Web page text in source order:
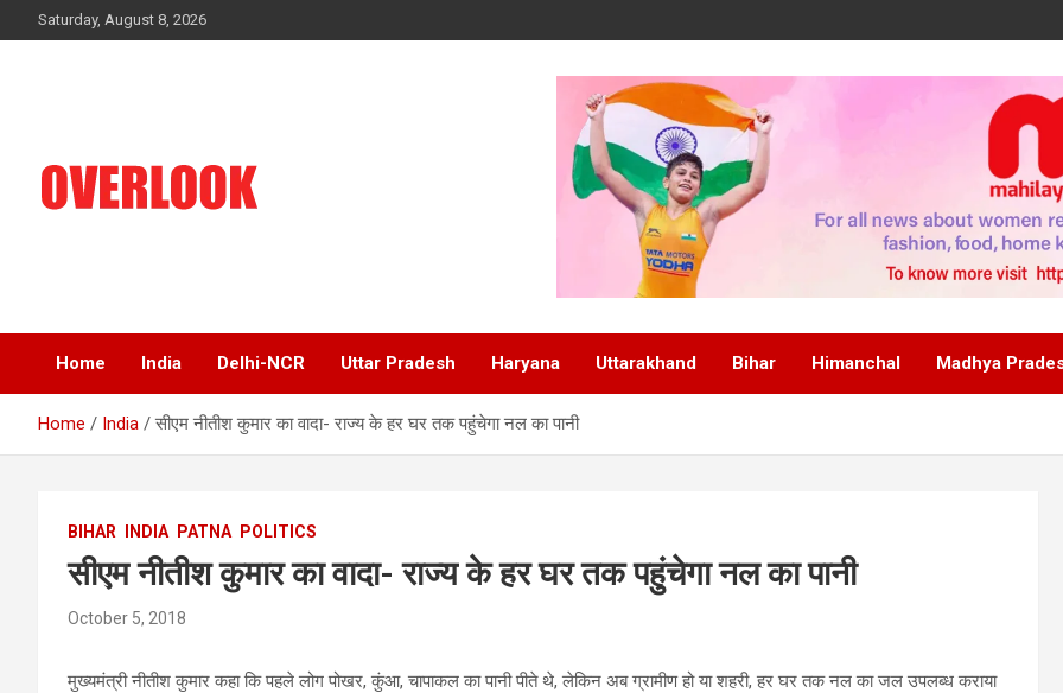
to
Saturday, August 8, 2026
Home India Delhi-NCR Uttar Pradesh Haryana Uttarakhand Bihar Himanchal Madhya
Home India सीएम नीतीश कुमार का वादा- राज्य के हर घर तक पहुंचेगा नल का पानी
BIHAR INDIA PATNA POLITICS
सीएम नीतीश कुमार का वादा- राज्य के हर घर तक पहुंचेगा नल का पानी
October 5, 2018
मुख्यमंत्री नीतीश कुमार कहा कि पहले लोग पोखर, कुंआ, चापाकल का पानी पीते थे, लेकिन अब ग्रामीण हो या शहरी, हर घर तक नल का जल उपलब्ध कराया